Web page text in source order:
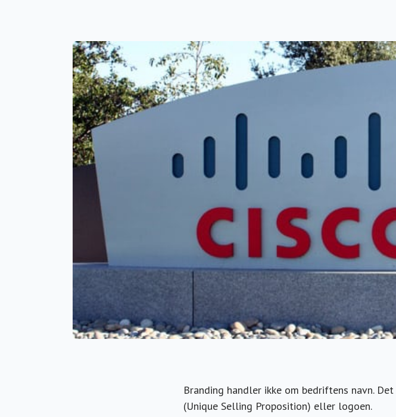
Branding handler ikke om bedriftens navn.
(Unique Selling Proposition) eller logoen.